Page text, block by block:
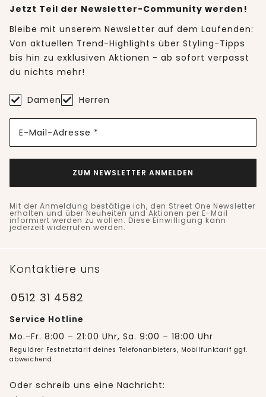
Jetzt Teil der Newsletter-Community werden!
Bleibe mit unserem Newsletter auf dem Laufenden:
Von aktuellen Trend-Highlights über Styling-Tipps
bis hin zu exklusiven Aktionen - ab sofort verpasst
du nichts mehr!
Damen Herren
E-Mail-Adresse *
ZUM NEWSLETTER ANMELDEN
Mit der Anmeldung bestätige ich, den Street One Newsletter
erhalten und über Neuheiten und Aktionen per E-Mail
informiert werden zu wollen. Diese Einwilligung kann
jederzeit widerrufen werden.
Kontaktiere uns
0512 31 4582
Service Hotline
Mo.-Fr. 8:00 – 21:00 Uhr, Sa. 9:00 – 18:00 Uhr
Regulärer Festnetztarif deines Telefonanbieters, Mobilfunktarif ggf.
abweichend.
Oder schreib uns eine Nachricht: